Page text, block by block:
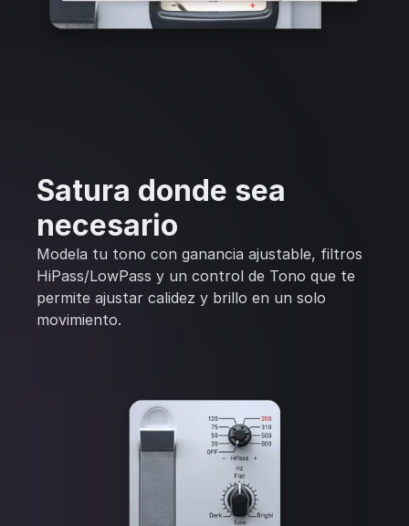
Satura donde sea
necesario
Modela tu tono con ganancia ajustable, filtros
HiPass/LowPass y un control de Tono que te
permite ajustar calidez y brillo en un solo
movimiento.